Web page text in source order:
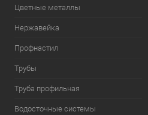
Цветные металлы
Нержавейка
Профнастил
Трубы
Труба профильная
Водосточные системы